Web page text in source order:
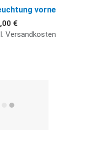
vorne
€
Versandkosten